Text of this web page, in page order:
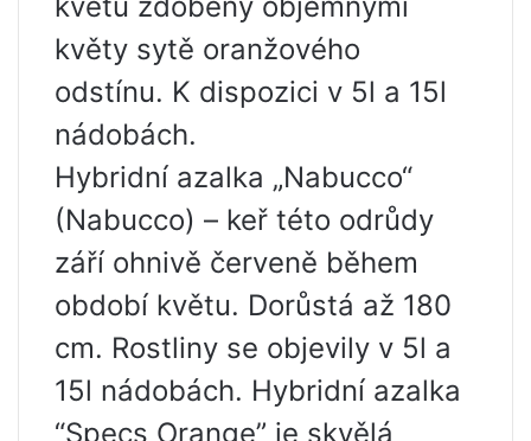
květy sytě oranžového
odstínu. K dispozici v 5l a 15l
nádobách.
Hybridní azalka „Nabucco“
(Nabucco) – keř této odrůdy
září ohnivě červeně během
období květu. Dorůstá až 180
cm. Rostliny se objevily v 5l a
15l nádobách. Hybridní azalka
“Specs Orange” je skvělá